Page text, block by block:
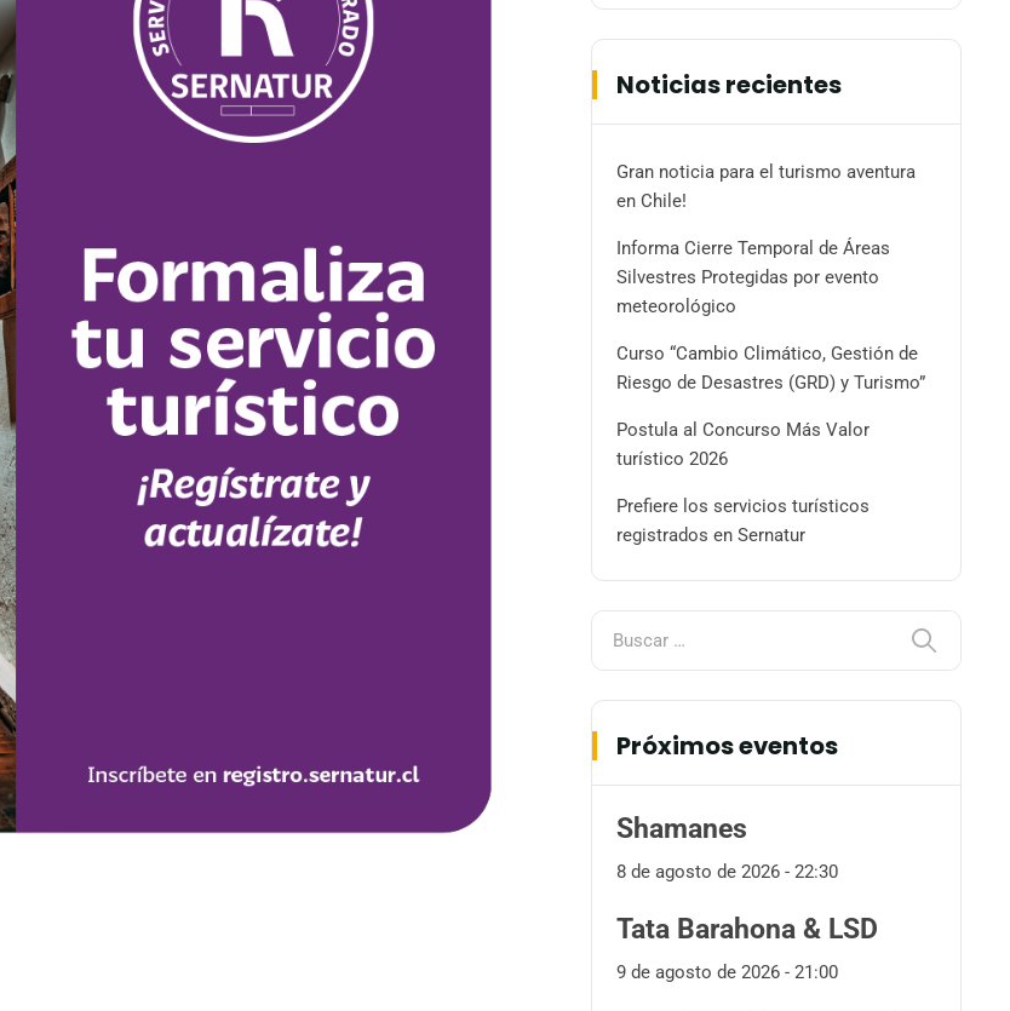
Noticias recientes
Gran noticia para el turismo aventura
en Chile!
Informa Cierre Temporal de Áreas
Silvestres Protegidas por evento
meteorológico
Curso “Cambio Climático, Gestión de
Riesgo de Desastres (GRD) y Turismo”
Postula al Concurso Más Valor
turístico 2026
Prefiere los servicios turísticos
registrados en Sernatur
Próximos eventos
Shamanes
8 de agosto de 2026 - 22:30
Tata Barahona & LSD
9 de agosto de 2026 - 21:00